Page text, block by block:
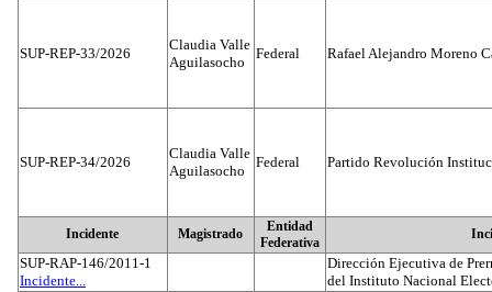
SUP-REP-33/2026
Claudia Valle
Aguilasocho
Federal Rafael Alejandro Moreno
SUP-REP-34/2026
Claudia Valle
Aguilasocho
Federal Partido Revolución
Incidente Magistrado
Entidad
Federativa
SUP-RAP-146/2011-1
Incidente...
Dirección Ejecutiva de
del Instituto Nacional